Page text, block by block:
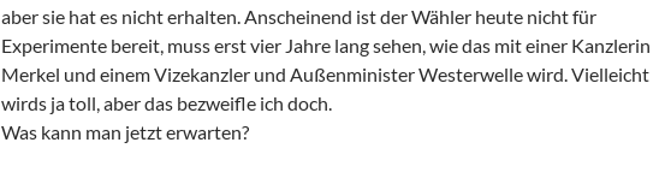
aber sie hat es nicht erhalten. Anscheinend ist der Wähler heute nicht für
Experimente bereit, muss erst vier Jahre lang sehen, wie das mit einer Kanzlerin
Merkel und einem Vizekanzler und Außenminister Westerwelle wird. Vielleicht
wirds ja toll, aber das bezweifle ich doch.
Was kann man jetzt erwarten?